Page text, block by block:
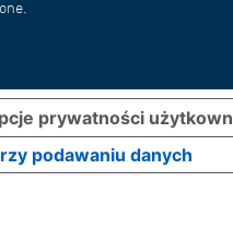
podawaniu danych
prywatności